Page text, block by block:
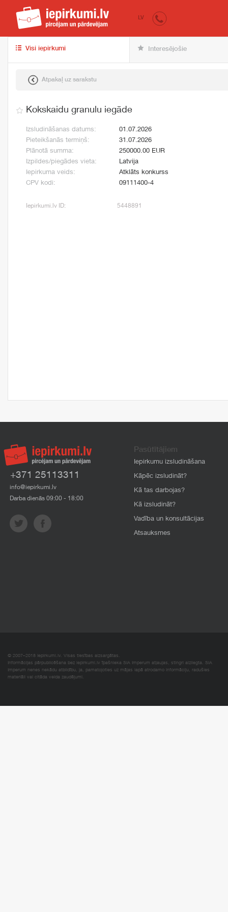
iepirkumi.lv
LV
Visi iepirkumi Interesējošie
Atpakaļ uz sarakstu
Kokskaidu granulu iegāde
Izsludināšanas datums:
01.07.2026
Pieteikšanās termiņš:
31.07.2026
Plānotā summa:
250000.00 EUR
Izpildes/piegādes vieta:
Latvija
Iepirkuma veids:
Atklāts konkurss
CPV kodi:
09111400-4
Iepirkumi.lv ID: 5448891
+371 25113311
info@iepirkumi.lv
Darba dienās 09:00 - 18:00
Pasūtītājiem
Iepirkumu izsludināšana
Kāpēc izsludināt?
Kā tas darbojas?
Kā izsludināt?
Vadība un konsultācijas
Atsauksmes
© 2007–2018 Iepirkumi.lv. Visas tiesības aizsargātas.
Informācijas pārpublicēšana bez iepirkumi.lv īpašnieka SIA Imperum atļaujas, stingri aizliegta. SIA
Imperum nenes nekādu atbildību, ja, pamatojoties uz mājas lapā atrodamo informāciju, radušies
materiāli vai citāda veida zaudējumi.